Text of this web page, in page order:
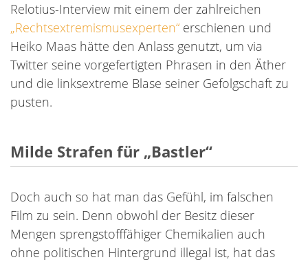
Relotius-Interview mit einem der zahlreichen
„Rechtsextremismusexperten“ erschienen und
Heiko Maas hätte den Anlass genutzt, um via
Twitter seine vorgefertigten Phrasen in den Äther
und die linksextreme Blase seiner Gefolgschaft zu
pusten.
Milde Strafen für „Bastler“
Doch auch so hat man das Gefühl, im falschen
Film zu sein. Denn obwohl der Besitz dieser
Mengen sprengstofffähiger Chemikalien auch
ohne politischen Hintergrund illegal ist, hat das